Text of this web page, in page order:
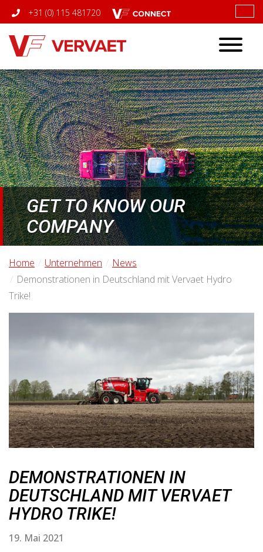
+31 (0) 115 481720
Toggle
GET TO KNOW OUR
COMPANY
Home Unternehmen
News
Demonstrationen in Deutschland mit Vervaet Hydro
Trike!
DEMONSTRATIONEN IN
DEUTSCHLAND MIT VERVAET
HYDRO TRIKE!
19. Mai 2021